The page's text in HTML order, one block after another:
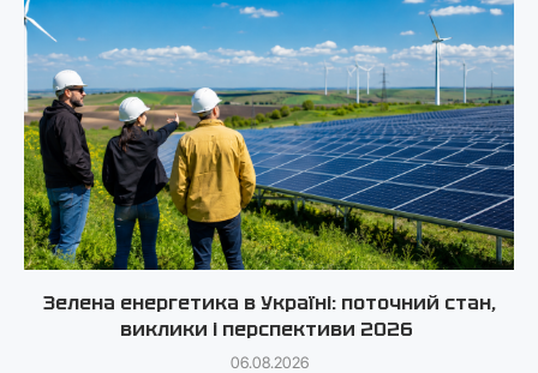
Зелена енергетика в Україні: поточний стан,
виклики і перспективи 2026
06.08.2026